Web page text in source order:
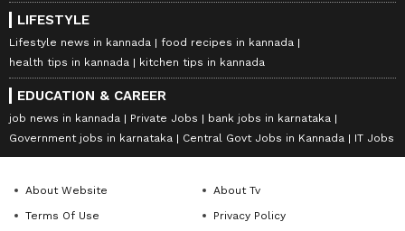
LIFESTYLE
Lifestyle news in kannada
food recipes in kannada
health tips in kannada
kitchen tips in kannada
EDUCATION & CAREER
job news in kannada Private Jobs
bank jobs in karnataka
Government jobs in karnataka
Central Govt Jobs in Kannada IT Jobs
About Website
About Tv
Terms Of Use
Privacy Policy